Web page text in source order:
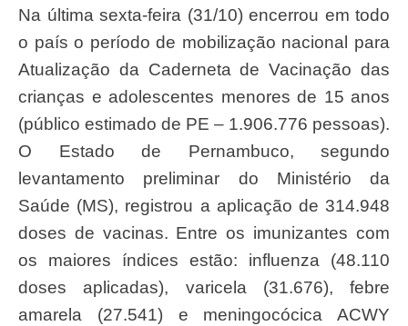
Na última sexta-feira (31/10) encerrou em todo
o país o período de mobilização nacional para
Atualização da Caderneta de Vacinação das
crianças e adolescentes menores de 15 anos
(público estimado de PE – 1.906.776 pessoas).
O Estado de Pernambuco, segundo
levantamento preliminar do Ministério da
Saúde (MS), registrou a aplicação de 314.948
doses de vacinas. Entre os imunizantes com
os maiores índices estão: influenza (48.110
doses aplicadas), varicela (31.676), febre
amarela (27.541) e meningocócica ACWY